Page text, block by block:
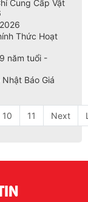
Cung Cấp Vật
Thức Hoạt
năm tuổi -
Báo Giá
10 11 Next